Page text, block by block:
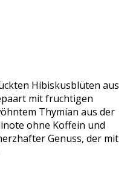
Hibiskusblüten aus
mit fruchtigen
Thymian aus der
ohne Koffein und
Genuss, der mit